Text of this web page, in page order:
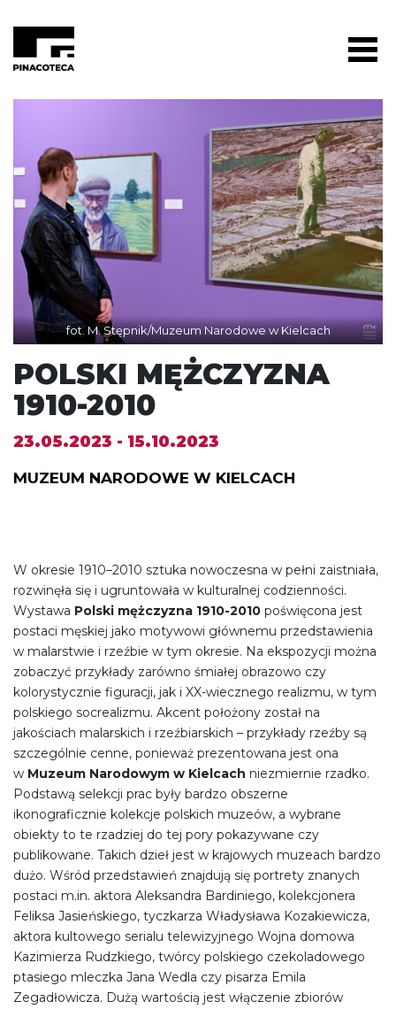
fot. M. Stępnik/Muzeum Narodowe w Kielcach
POLSKI MĘŻCZYZNA
1910-2010
23.05.2023 - 15.10.2023
MUZEUM NARODOWE W KIELCACH
W okresie 1910–2010 sztuka nowoczesna w pełni zaistniała,
rozwinęła się i ugruntowała w kulturalnej codzienności.
Wystawa Polski mężczyzna 1910-2010 poświęcona jest
postaci męskiej jako motywowi głównemu przedstawienia
w malarstwie i rzeźbie w tym okresie. Na ekspozycji można
zobaczyć przykłady zarówno śmiałej obrazowo czy
kolorystycznie figuracji, jak i XX-wiecznego realizmu, w tym
polskiego socrealizmu. Akcent położony został na
jakościach malarskich i rzeźbiarskich – przykłady rzeźby są
szczególnie cenne, ponieważ prezentowana jest ona
w Muzeum Narodowym w Kielcach niezmiernie rzadko.
Podstawą selekcji prac były bardzo obszerne
ikonograficznie kolekcje polskich muzeów, a wybrane
obiekty to te rzadziej do tej pory pokazywane czy
publikowane. Takich dzieł jest w krajowych muzeach bardzo
dużo. Wśród przedstawień znajdują się portrety znanych
postaci m.in. aktora Aleksandra Bardiniego, kolekcjonera
Feliksa Jasieńskiego, tyczkarza Władysława Kozakiewicza,
aktora kultowego serialu telewizyjnego Wojna domowa
Kazimierza Rudzkiego, twórcy polskiego czekoladowego
ptasiego mleczka Jana Wedla czy pisarza Emila
Zegadłowicza. Dużą wartością jest włączenie zbiorów